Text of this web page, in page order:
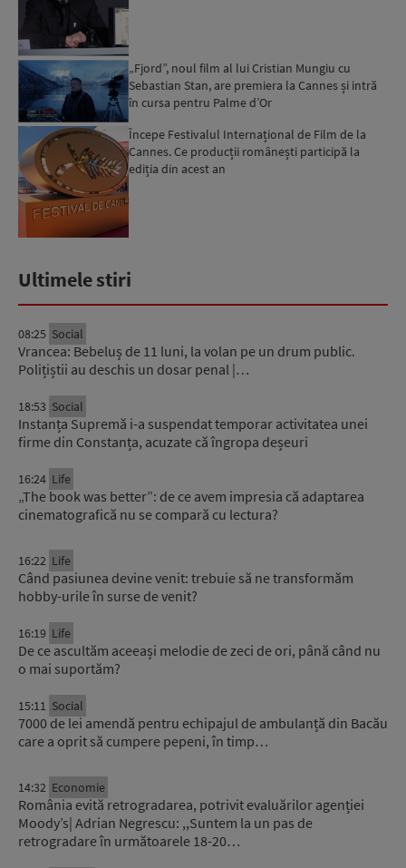
„Fjord”, noul film al lui Cristian Mungiu cu
Sebastian Stan, are premiera la Cannes și intră
în cursa pentru Palme d’Or
Începe Festivalul Internațional de Film de la
Cannes. Ce producții românești participă la
ediția din acest an
Ultimele stiri
08:25 Social
Vrancea: Bebeluș de 11 luni, la volan pe un drum public.
Polițiștii au deschis un dosar penal |…
18:53 Social
Instanța Supremă i-a suspendat temporar activitatea unei
firme din Constanța, acuzate că îngropa deșeuri
16:24 Life
„The book was better”: de ce avem impresia că adaptarea
cinematografică nu se compară cu lectura?
16:22 Life
Când pasiunea devine venit: trebuie să ne transformăm
hobby-urile în surse de venit?
16:19 Life
De ce ascultăm aceeași melodie de zeci de ori, până când nu
o mai suportăm?
15:11 Social
7000 de lei amendă pentru echipajul de ambulanță din Bacău
care a oprit să cumpere pepeni, în timp…
14:32 Economie
România evită retrogradarea, potrivit evaluărilor agenției
Moody’s| Adrian Negrescu: ,,Suntem la un pas de
retrogradare în următoarele 18-20…